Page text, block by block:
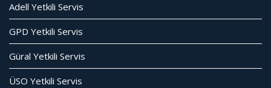
Adell Yetkili Servis
GPD Yetkili Servis
Güral Yetkili Servis
ÜSO Yetkili Servis